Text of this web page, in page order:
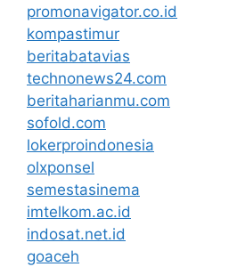
promonavigator.co.id
kompastimur
beritabatavias
technonews24.com
beritaharianmu.com
sofold.com
lokerproindonesia
olxponsel
semestasinema
imtelkom.ac.id
indosat.net.id
goaceh